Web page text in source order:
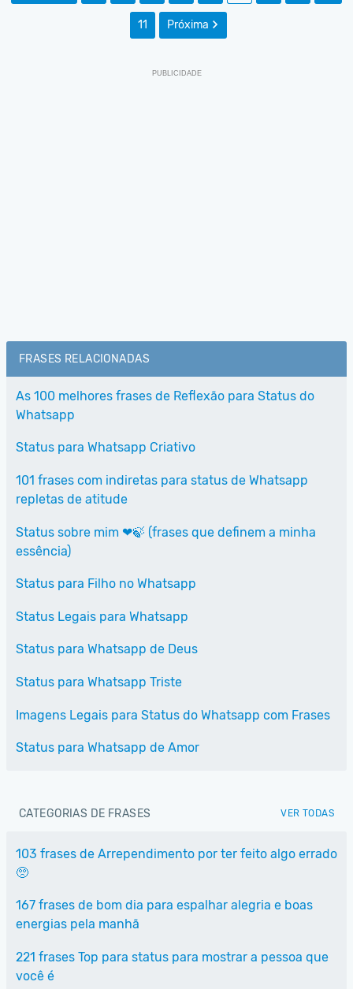
11 Próxima
FRASES RELACIONADAS
As 100 melhores frases de Reflexão para Status do
Whatsapp
Status para Whatsapp Criativo
101 frases com indiretas para status de Whatsapp
repletas de atitude
Status sobre mim ❤🍃 (frases que definem a minha
essência)
Status para Filho no Whatsapp
Status Legais para Whatsapp
Status para Whatsapp de Deus
Status para Whatsapp Triste
Imagens Legais para Status do Whatsapp com Frases
Status para Whatsapp de Amor
CATEGORIAS DE FRASES VER TODAS
103 frases de Arrependimento por ter feito algo errado
🥺
167 frases de bom dia para espalhar alegria e boas
energias pela manhã
221 frases Top para status para mostrar a pessoa que
você é